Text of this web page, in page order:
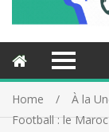
Home
À la
Football : le